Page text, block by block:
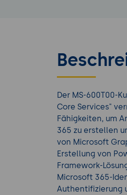
Der MS-600T00-
Core Services"
Fähigkeiten, um
365 zu erstellen
von Microsoft
Erstellung von
Framework-
Microsoft 365-
Authentifizierung